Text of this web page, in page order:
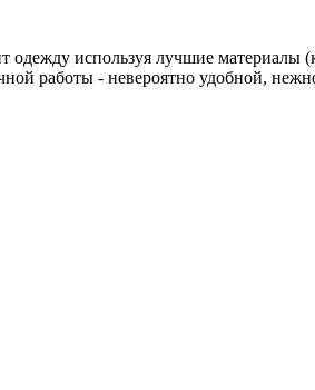
одежду используя лучшие
работы - невероятно удобной,